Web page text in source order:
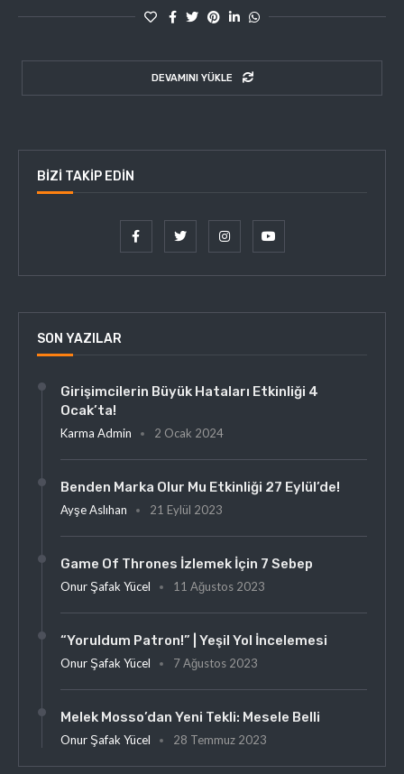
DEVAMINI YÜKLE
BIZI TAKIP EDIN
SON YAZILAR
Girişimcilerin Büyük Hataları Etkinliği 4
Ocak’ta!
Karma Admin 2 Ocak 2024
Benden Marka Olur Mu Etkinliği 27 Eylül’de!
Ayşe Aslıhan 21 Eylül 2023
Game Of Thrones İzlemek İçin 7 Sebep
Onur Şafak Yücel 11 Ağustos 2023
“Yoruldum Patron!” | Yeşil Yol İncelemesi
Onur Şafak Yücel 7 Ağustos 2023
Melek Mosso’dan Yeni Tekli: Mesele Belli
Onur Şafak Yücel 28 Temmuz 2023